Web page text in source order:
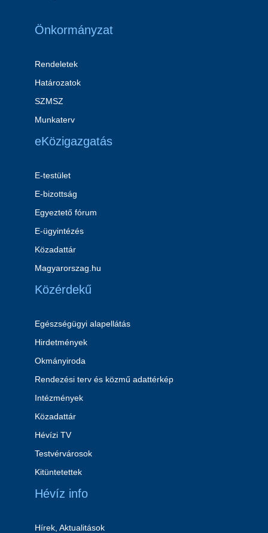
Önkormányzat
Rendeletek
Határozatok
SZMSZ
Munkaterv
eKözigazgatás
E-testület
E-bizottság
Egyeztető fórum
E-ügyintézés
Közadattár
Magyarorszag.hu
Közérdekű
Egészségügyi alapellátás
Hirdetmények
Okmányiroda
Rendezési terv és közmű adattérkép
Intézmények
Közadattár
Hévízi TV
Testvérvárosok
Kitüntetettek
Hévíz info
Hírek, Aktualitások